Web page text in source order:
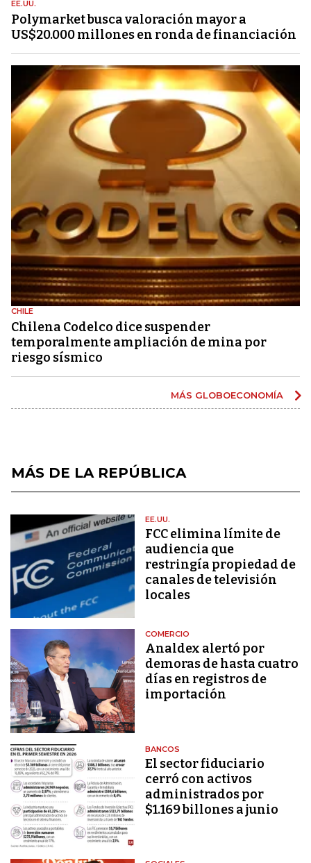
EE.UU.
Polymarket busca valoración mayor a
US$20.000 millones en ronda de financiación
CHILE
Chilena Codelco dice suspender
temporalmente ampliación de mina por
riesgo sísmico
MÁS GLOBOECONOMÍA
MÁS DE LA REPÚBLICA
EE.UU.
FCC elimina límite de
audiencia que
restringía propiedad de
canales de televisión
locales
COMERCIO
Analdex alertó por
demoras de hasta cuatro
días en registros de
importación
BANCOS
El sector fiduciario
cerró con activos
administrados por
$1.169 billones a junio